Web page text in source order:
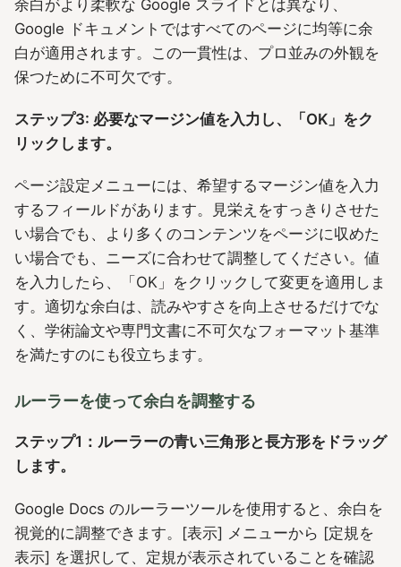
余白がより柔軟な Google スライドとは異なり、
Google ドキュメントではすべてのページに均等に余
白が適用されます。この一貫性は、プロ並みの外観を
保つために不可欠です。
ステップ3: 必要なマージン値を入力し、「OK」をク
リックします。
ページ設定メニューには、希望するマージン値を入力
するフィールドがあります。見栄えをすっきりさせた
い場合でも、より多くのコンテンツをページに収めた
い場合でも、ニーズに合わせて調整してください。値
を入力したら、「OK」をクリックして変更を適用しま
す。適切な余白は、読みやすさを向上させるだけでな
く、学術論文や専門文書に不可欠なフォーマット基準
を満たすのにも役立ちます。
ルーラーを使って余白を調整する
ステップ1：ルーラーの青い三角形と長方形をドラッグ
します。
Google Docs のルーラーツールを使用すると、余白を
視覚的に調整できます。[表示] メニューから [定規を
表示] を選択して、定規が表示されていることを確認